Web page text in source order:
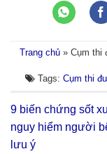
Trang chủ » Cụm thi
Tags: Cụm thi
9 biến chứng sốt
nguy hiểm người
lưu ý